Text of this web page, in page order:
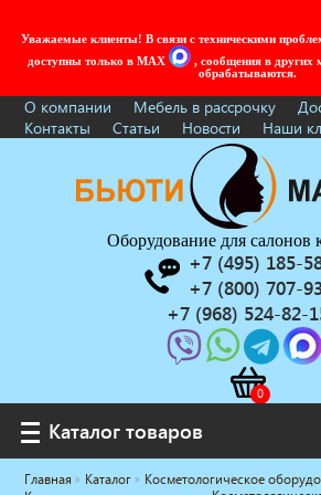
Уважаемые клиенты! В связи с техническими
доступны только в MAX
, сообщения в других
обрабатываются.
О компании Мебель в рассрочку
Контакты
Статьи Новости Наши
Оборудование для салонов
+7 (495) 185-
+7 (800) 707-
+7 (968) 524-82-
Каталог товаров
Каталог товаров
Главная Каталог
Косметологическое